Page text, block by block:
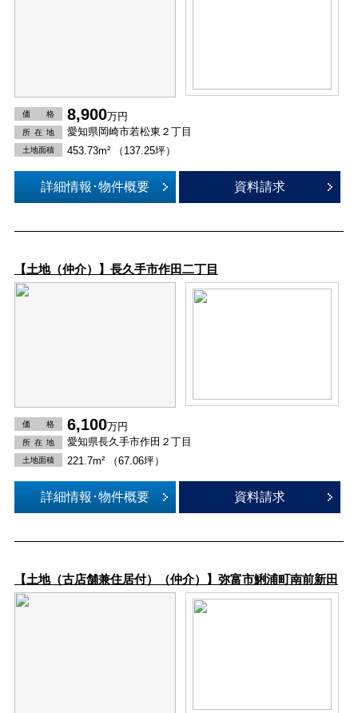
価 格 8,900万円
所在 地 愛知県岡崎市若松東２丁目
土地面積 453.73m² （137.25坪）
詳細情報･物件概要 資料請求
【土地（仲介）】長久手市作田二丁目
価 格 6,100万円
所在 地 愛知県長久手市作田２丁目
土地面積 221.7m² （67.06坪）
詳細情報･物件概要 資料請求
【土地（古店舗兼住居付）（仲介）】弥富市鯏浦町南前新田